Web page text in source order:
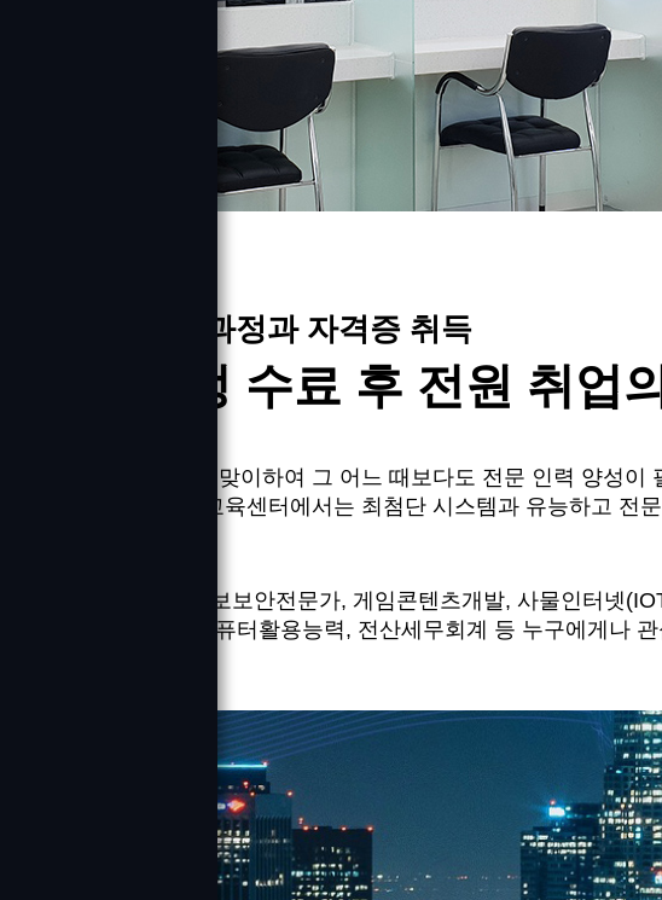
다양한 교육과정과 자격증 취득
교육과정 수료 후 전원 취업
차산업혁명시대를 맞이하여 그 어느 때보다도 전문 인력 양성이
저희 두드림 직업교육센터에서는 최첨단 시스템과 유능하고
구체적으로 ICT정보보안전문가, 게임콘텐츠개발, 사물인터넷
스, 사무자동화, 컴퓨터활용능력, 전산세무회계 등 누구에게나